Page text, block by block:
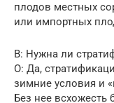
плодов местных
или импортных
В: Нужна ли
О: Да,
зимние условия и
Без нее всхожесть